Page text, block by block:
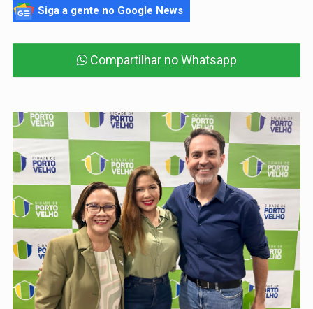
Siga a gente no Google News
Compartilhar no Whatsapp